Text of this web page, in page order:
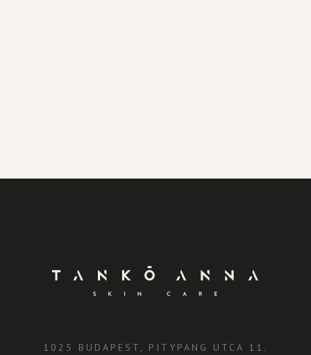
1025 BUDAPEST, PITYPANG UTCA 11.